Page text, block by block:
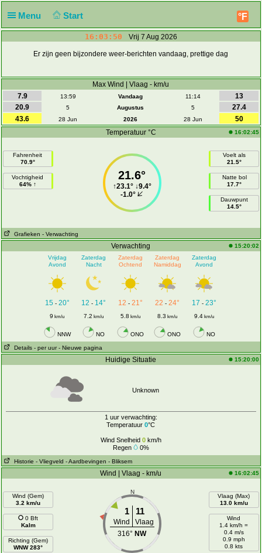
Menu Start °F
16:03:50 Vrij 7 Aug 2026
Er zijn geen bijzondere weer-berichten vandaag, prettige dag
Max Wind | Vlaag - km/u
7.9
13:59 Vandaag 11:14
13
20.9
5 Augustus 5
27.4
43.6
28 Jun 2026 28 Jun
50
Temperatuur °C
16:02:45
Fahrenheit
70.9°
Vochtigheid
64% ↑
21.6°
↑23.1°↓9.4°
-1.0°
Voelt als
21.5°
Natte bol
17.7°
Dauwpunt
14.5°
Grafieken - Verwachting
Verwachting
15:20:02
Vrijdag
Avond
Zaterdag
Nacht
Zaterdag
Ochtend
Zaterdag
Namiddag
Zaterdag
Avond
15- 20° 12 - 14° 12 -21° 22 -24° 17 -23°
9 km/u 7.2 km/u 5.8 km/u 8.3 km/u 9.4 km/u
NNW NO ONO ONO NO
Details - per uur - Nieuwe pagina
Huidige Situatie 15:20:00
Unknown
1 uur verwachting:
Temperatuur0°C
Wind Snelheid 0km/h
Regen
0%
Historie - Vliegveld - Aardbevingen - Bliksem
Wind | Vlaag - km/u 16:02:45
Wind (Gem)
3.2 km/u
0 Bft
Kalm
Richting (Gem)
WNW 283°
N
1 11
Wind
Vlaag
316° NW
Vlaag (Max)
13.0 km/u
Wind
1.4 km/h =
0.4 m/s
0.9 mph
0.8 kts